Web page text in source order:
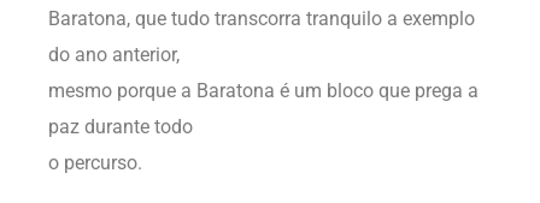
Baratona, que tudo transcorra tranquilo a exemplo
do ano anterior,
mesmo porque a Baratona é um bloco que prega a
paz durante todo
o percurso.